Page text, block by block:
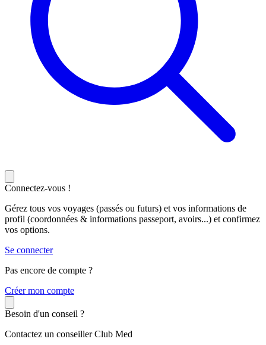
Connectez-vous !
Gérez tous vos voyages (passés ou futurs) et vos informations de
profil (coordonnées & informations passeport, avoirs...) et confirmez
vos options.
Se connecter
Pas encore de compte ?
Créer mon compte
Besoin d'un conseil ?
Contactez un conseiller Club Med